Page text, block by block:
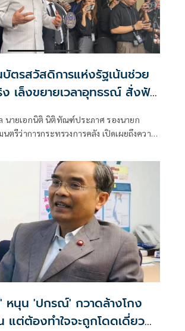
ตรสวัสดิการแห่งรัฐเน้นช่วย
เล็งขยายเวลาอุทธรณ์ สั่งฟัน
อกใช้ชื่อชาวบ้าน
นายเอกนิติ นิติทัณฑ์ประภาศ รองนายก
ตรีว่าการกระทรวงการคลัง เปิดเผยถึงความ
นุน 'ปกรณ์' กวาดล้างโกง
ต่ต้องทำใจจะถูกโดดเดี่ยว